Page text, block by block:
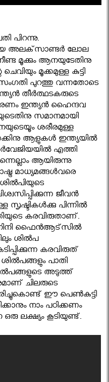
പിറന്നു.
അലക്‌സാണ്ടര്‍ ലോല
മൂക്കും ആനയുടേതിനു
മൂക്കമുള്ള കുട്ടി
സംഗതി പുറത്തു വന്നതോടെ
തീര്‍ത്ഥടകരുടെ
ഇന്ത്യന്‍ ഹൈന്ദവ
സമാനമായി
ശരീരമുള്ള
ആളുകള്‍ ഇന്ത്യയില്‍
എത്തി
ആയിരുന്നു
മാധ്യമങ്ങള്‍വരെ
ജീവന്‍
സൃഷ്ടികള്‍ക്കു പിന്നില്‍
കരവിരുതാണ്.
ഫൈന്‍ആട്‌സില്‍
ശില്‍പ
കരവിരുത്
പാതി
അടുത്ത്
ചിലരുടെ
ഈ പെണ്‍കുട്ടി
നാം പഠിക്കണം
ലക്ഷ്യം കൂടിയുണ്ട്.